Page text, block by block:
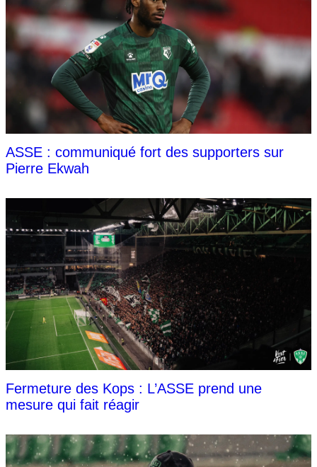
ASSE : communiqué fort des supporters sur
Pierre Ekwah
Fermeture des Kops : L’ASSE prend une
mesure qui fait réagir